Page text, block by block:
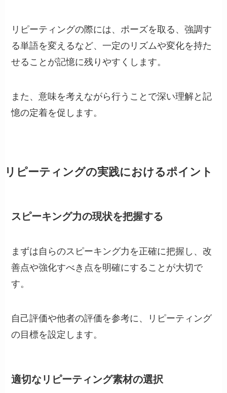
リピーティングの際には、ポーズを取る、強調す
る単語を変えるなど、一定のリズムや変化を持た
せることが記憶に残りやすくします。
また、意味を考えながら行うことで深い理解と記
憶の定着を促します。
リピーティングの実践におけるポイント
スピーキング力の現状を把握する
まずは自らのスピーキング力を正確に把握し、改
善点や強化すべき点を明確にすることが大切で
す。
自己評価や他者の評価を参考に、リピーティング
の目標を設定します。
適切なリピーティング素材の選択